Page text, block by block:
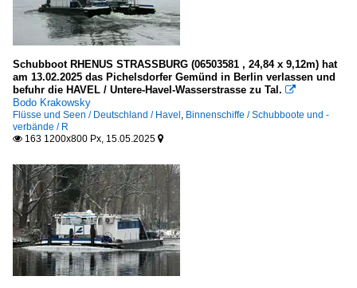
Schubboot RHENUS STRASSBURG (06503581 , 24,84 x 9,12m) hat
am 13.02.2025 das Pichelsdorfer Gemünd in Berlin verlassen und
befuhr die HAVEL / Untere-Havel-Wasserstrasse zu Tal. 
Bodo Krakowsky
Flüsse und Seen / Deutschland / Havel , Binnenschiffe / Schubboote und -
verbände / R
 163 1200x800 Px, 15.05.2025 